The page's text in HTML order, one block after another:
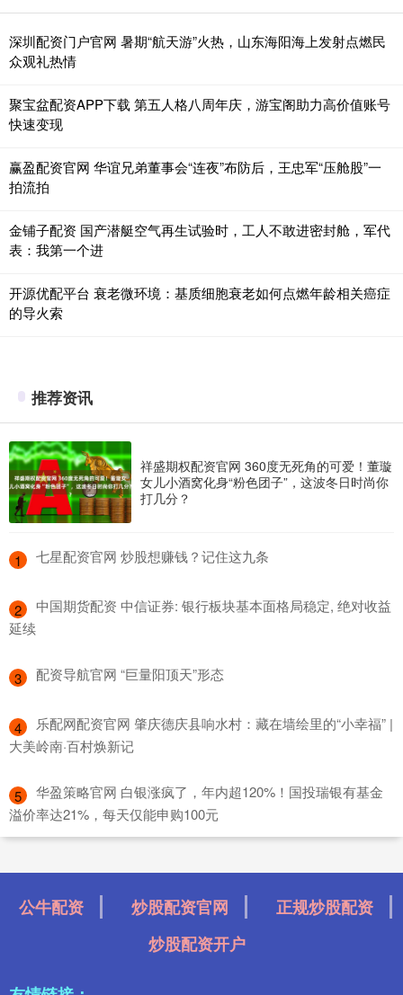
深圳配资门户官网 暑期“航天游”火热，山东海阳海上发射点燃民
众观礼热情
聚宝盆配资APP下载 第五人格八周年庆，游宝阁助力高价值账号
快速变现
赢盈配资官网 华谊兄弟董事会“连夜”布防后，王忠军“压舱股”一
拍流拍
金铺子配资 国产潜艇空气再生试验时，工人不敢进密封舱，军代
表：我第一个进
开源优配平台 衰老微环境：基质细胞衰老如何点燃年龄相关癌症
的导火索
推荐资讯
祥盛期权配资官网 360度无死角的可爱！董璇
女儿小酒窝化身“粉色团子”，这波冬日时尚你
打几分？
1 ​七星配资官网 炒股想赚钱？记住这九条
2
​中国期货配资 中信证券: 银行板块基本面格局稳定, 绝对收益
延续
3 ​配资导航官网 “巨量阳顶天”形态
4
​乐配网配资官网 肇庆德庆县响水村：藏在墙绘里的“小幸福” |
大美岭南·百村焕新记
5
​华盈策略官网 白银涨疯了，年内超120%！国投瑞银有基金
溢价率达21%，每天仅能申购100元
公牛配资 炒股配资官网
正规炒股配资
炒股配资开户